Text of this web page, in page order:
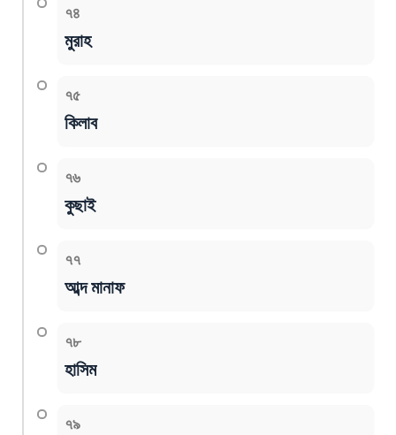
৭৪
মুরাহ
৭৫
কিলাব
৭৬
কুছাই
৭৭
আব্দ মানাফ
৭৮
হাসিম
৭৯